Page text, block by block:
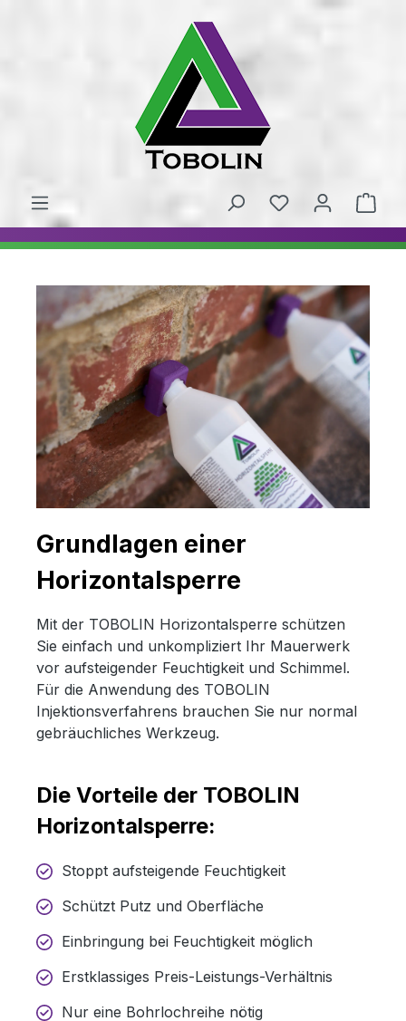
Grundlagen einer
Horizontalsperre
Mit der TOBOLIN Horizontalsperre schützen
Sie einfach und unkompliziert Ihr Mauerwerk
vor aufsteigender Feuchtigkeit und Schimmel.
Für die Anwendung des TOBOLIN
Injektionsverfahrens brauchen Sie nur normal
gebräuchliches Werkzeug.
Die Vorteile der TOBOLIN
Horizontalsperre:
Stoppt aufsteigende Feuchtigkeit
Schützt Putz und Oberfläche
Einbringung bei Feuchtigkeit möglich
Erstklassiges Preis-Leistungs-Verhältnis
Nur eine Bohrlochreihe nötig